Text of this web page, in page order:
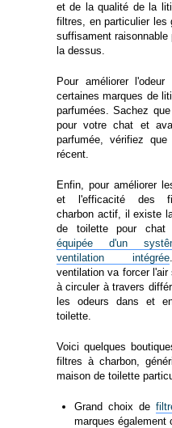
et de la qualité de la
filtres, en particulier les
suffisament raisonnable
la dessus.
Pour améliorer
certaines marques de
parfumées. Sachez
pour votre chat et
parfumée, vérifiez
récent.
Enfin, pour améliorer
et l'efficacité des
charbon actif, il existe
de toilette pour chat
équipée d'un
ventilation intégrée
ventilation va forcer l'air
à circuler à travers
les odeurs dans et
toilette.
Voici quelques
filtres à charbon,
maison de toilette
Grand choix de
marques également